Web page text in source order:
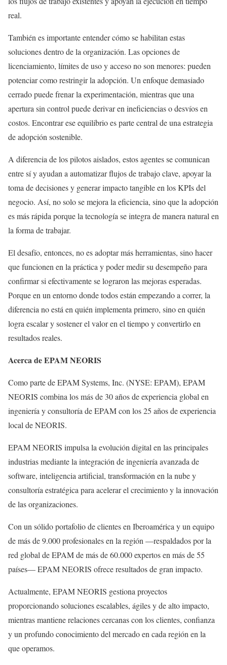
real.
También es importante entender cómo se habilitan estas
soluciones dentro de la organización. Las opciones de
licenciamiento, límites de uso y acceso no son menores: pueden
potenciar como restringir la adopción. Un enfoque demasiado
cerrado puede frenar la experimentación, mientras que una
apertura sin control puede derivar en ineficiencias o desvíos en
costos. Encontrar ese equilibrio es parte central de una estrategia
de adopción sostenible.
A diferencia de los pilotos aislados, estos agentes se comunican
entre sí y ayudan a automatizar flujos de trabajo clave, apoyar la
toma de decisiones y generar impacto tangible en los KPIs del
negocio. Así, no solo se mejora la eficiencia, sino que la adopción
es más rápida porque la tecnología se integra de manera natural en
la forma de trabajar.
El desafío, entonces, no es adoptar más herramientas, sino hacer
que funcionen en la práctica y poder medir su desempeño para
confirmar si efectivamente se lograron las mejoras esperadas.
Porque en un entorno donde todos están empezando a correr, la
diferencia no está en quién implementa primero, sino en quién
logra escalar y sostener el valor en el tiempo y convertirlo en
resultados reales.
Acerca de EPAM NEORIS
Como parte de EPAM Systems, Inc. (NYSE: EPAM), EPAM
NEORIS combina los más de 30 años de experiencia global en
ingeniería y consultoría de EPAM con los 25 años de experiencia
local de NEORIS.
EPAM NEORIS impulsa la evolución digital en las principales
industrias mediante la integración de ingeniería avanzada de
software, inteligencia artificial, transformación en la nube y
consultoría estratégica para acelerar el crecimiento y la innovación
de las organizaciones.
Con un sólido portafolio de clientes en Iberoamérica y un equipo
de más de 9.000 profesionales en la región —respaldados por la
red global de EPAM de más de 60.000 expertos en más de 55
países— EPAM NEORIS ofrece resultados de gran impacto.
Actualmente, EPAM NEORIS gestiona proyectos
proporcionando soluciones escalables, ágiles y de alto impacto,
mientras mantiene relaciones cercanas con los clientes, confianza
y un profundo conocimiento del mercado en cada región en la
que operamos.